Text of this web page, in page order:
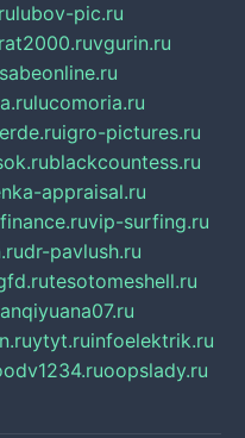
lubov-pic.ru
vgurin.ru
sabeonline.ru
lucomoria.ru
igro-pictures.ru
blackcountess.ru
appraisal.ru
vip-surfing.ru
dr-pavlush.ru
tesotomeshell.ru
ytyt.ruinfoelektrik.ru
oopslady.ru